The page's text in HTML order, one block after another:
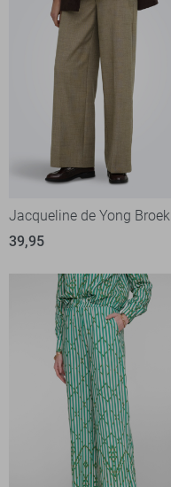
Jacqueline de Yong Broek
39,95